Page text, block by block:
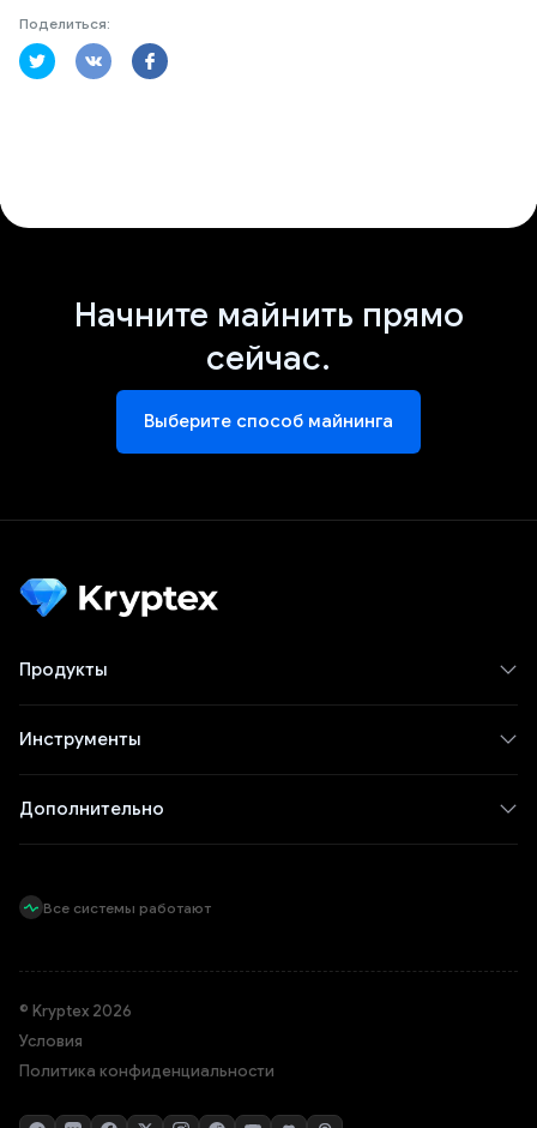
Поделиться:
Начните майнить прямо
сейчас.
Выберите способ майнинга
Продукты
Инструменты
Дополнительно
Все системы работают
© Kryptex 2026
Условия
Политика конфиденциальности